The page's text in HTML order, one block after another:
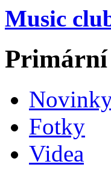
Music
Primární
Fotky
Videa